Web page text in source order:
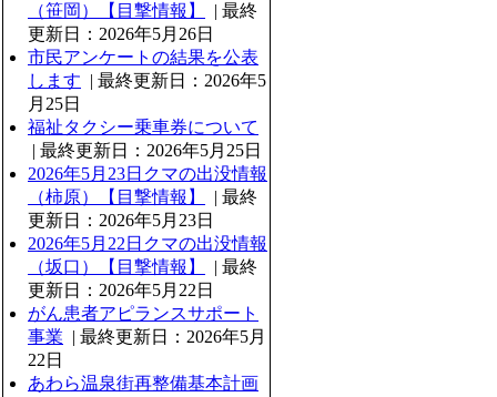
（笹岡）【目撃情報】
| 最終
更新日：2026年5月26日
市民アンケートの結果を公表
します | 最終更新日：2026年5
月25日
福祉タクシー乗車券について
| 最終更新日：2026年5月25日
2026年5月23日クマの出没情報
（柿原）【目撃情報】
| 最終
更新日：2026年5月23日
2026年5月22日クマの出没情報
（坂口）【目撃情報】
| 最終
更新日：2026年5月22日
がん患者アピランスサポート
事業 | 最終更新日：2026年5月
22日
あわら温泉街再整備基本計画